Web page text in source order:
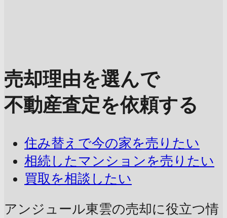
売却理由を選んで
不動産査定を依頼する
住み替えで今の家を売りたい
相続したマンションを売りたい
買取を相談したい
アンジュール東雲の売却に役立つ情